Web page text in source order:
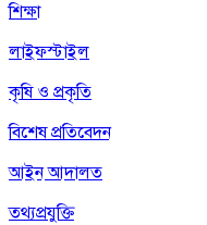
শিক্ষা
লাইফস্টাইল
কৃষি ও প্রকৃতি
বিশেষ প্রতিবেদন
আইন আদালত
তথ্যপ্রযুক্তি